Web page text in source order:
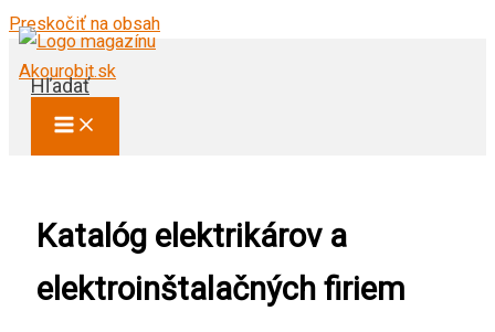
Preskočiť na obsah
Hľadať
Katalóg elektrikárov a
elektroinštalačných firiem